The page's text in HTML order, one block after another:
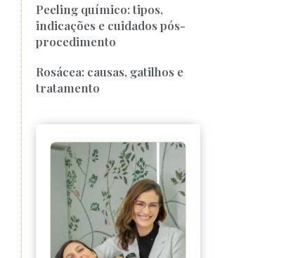
Peeling químico: tipos,
indicações e cuidados pós-
procedimento
Rosácea: causas, gatilhos e
tratamento